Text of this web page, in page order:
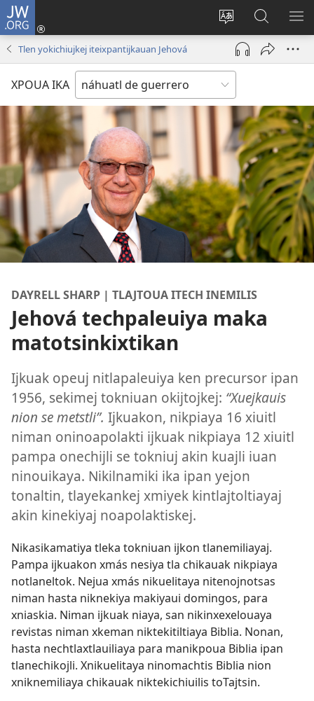
JW.ORG
Xpatili
tlajtojli
ipan sitio
Iniciar
sesión
(abre
nueva
Xtejtemo
ipan
jw.org
Tlen yokichiujkej iteixpantijkauan Jehová
XPOUA IKA
DAYRELL SHARP | TLAJTOUA ITECH INEMILIS
Jehová techpaleuiya maka
matotsinkixtikan
Ijkuak opeuj nitlapaleuiya ken precursor ipan
1956, sekimej tokniuan okijtojkej: “Xuejkauis
nion se metstli”. Ijkuakon, nikpiaya 16 xiuitl
niman oninoapolakti ijkuak nikpiaya 12 xiuitl
pampa onechijli se tokniuj akin kuajli iuan
ninouikaya. Nikilnamiki ika ipan yejon
tonaltin, tlayekankej xmiyek kintlajtoltiayaj
akin kinekiyaj noapolaktiskej.
Nikasikamatiya tleka tokniuan ijkon tlanemiliayaj.
Pampa ijkuakon xmás nesiya tla chikauak nikpiaya
notlaneltok. Nejua xmás nikuelitaya nitenojnotsas
niman hasta niknekiya makiyaui domingos, para
xniaskia. Niman ijkuak niaya, san nikinxexelouaya
revistas niman xkeman niktekitiltiaya Biblia. Nonan,
hasta nechtlaxtlauiliaya para manikpoua Biblia ipan
tlanechikojli. Xnikuelitaya ninomachtis Biblia nion
xniknemiliaya chikauak niktekichiuilis toTajtsin.